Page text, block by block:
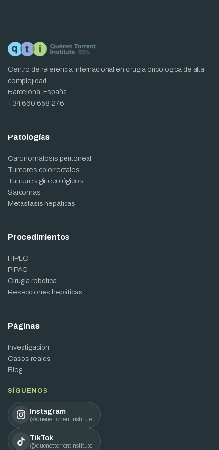
Centro de referencia internacional en cirugía oncológica de alta
complejidad.
Barcelona, España
+34 660 658 276
Patologías
Carcinomatosis peritoneal
Tumores colorrectales
Tumores ginecológicos
Sarcomas
Metástasis hepáticas
Procedimientos
HIPEC
PIPAC
Cirugía robótica
Resecciones hepáticas
Páginas
Investigación
Casos reales
Blog
SÍGUENOS
Instagram
@quenettorrentinstitute
TikTok
@quenettorrentinstitute